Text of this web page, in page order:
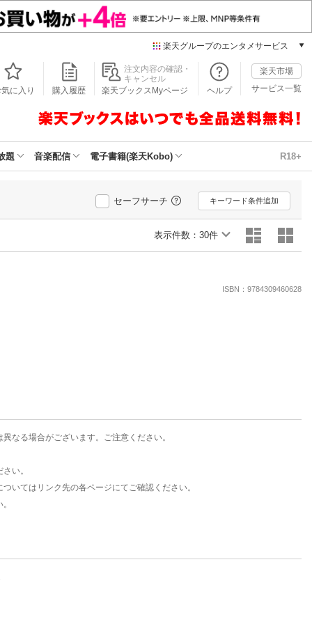
楽天グループのエンタメサービス
本/ゲーム/CD/DVD
楽天ブックス
楽天Kobo
動画配信
楽天TV
動画配信ガイド
気に入り 購入履歴
注文内容の確認・
キャンセル
楽天ブックスMyページ
ヘルプ
楽天市場
サービス一覧
題 音楽配信 電子書籍(楽天Kobo) R18+
セーフサーチ キーワード条件追加
表示件数： 30件
ISBN：9784309460628
なる場合がございます。ご注意ください。
い。
いてはリンク先の各ページにてご確認ください。